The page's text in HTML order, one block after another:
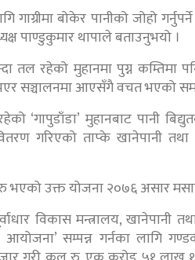
बोकेर पानीको जोहो
पाण्डुकुमार थापाले बताउनुभयो ।
तल रहेको मुहानमा पुग्न
भएर सञ्चालनमा आएसँगै वचत भएको
‘गापुडाँडा’ मुहानबाट पानी
गरिएको ताप्के खानेपानी
उक्त योजना २०७६ असार
विकास मन्त्रालय, खानेपानी
आयोजना’ सम्पन्न गर्नका लागि